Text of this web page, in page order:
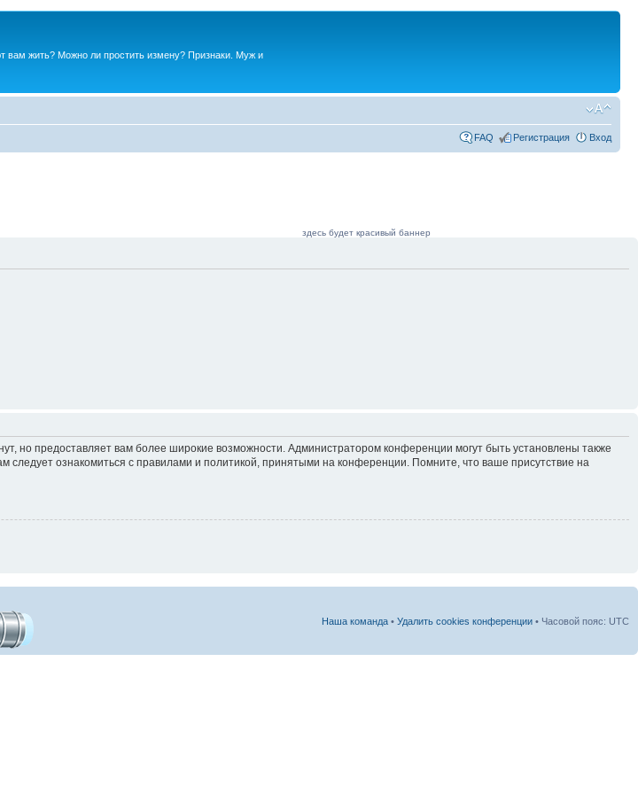
вам жить? Можно ли простить измену? Признаки. Муж и
FAQ Регистрация Вход
здесь будет красивый баннер
но предоставляет вам более широкие возможности. Администратором конференции могут быть установлены также
ознакомиться с правилами и политикой, принятыми на конференции. Помните, что ваше присутствие на
Наша команда • Удалить cookies конференции • Часовой пояс: UTC